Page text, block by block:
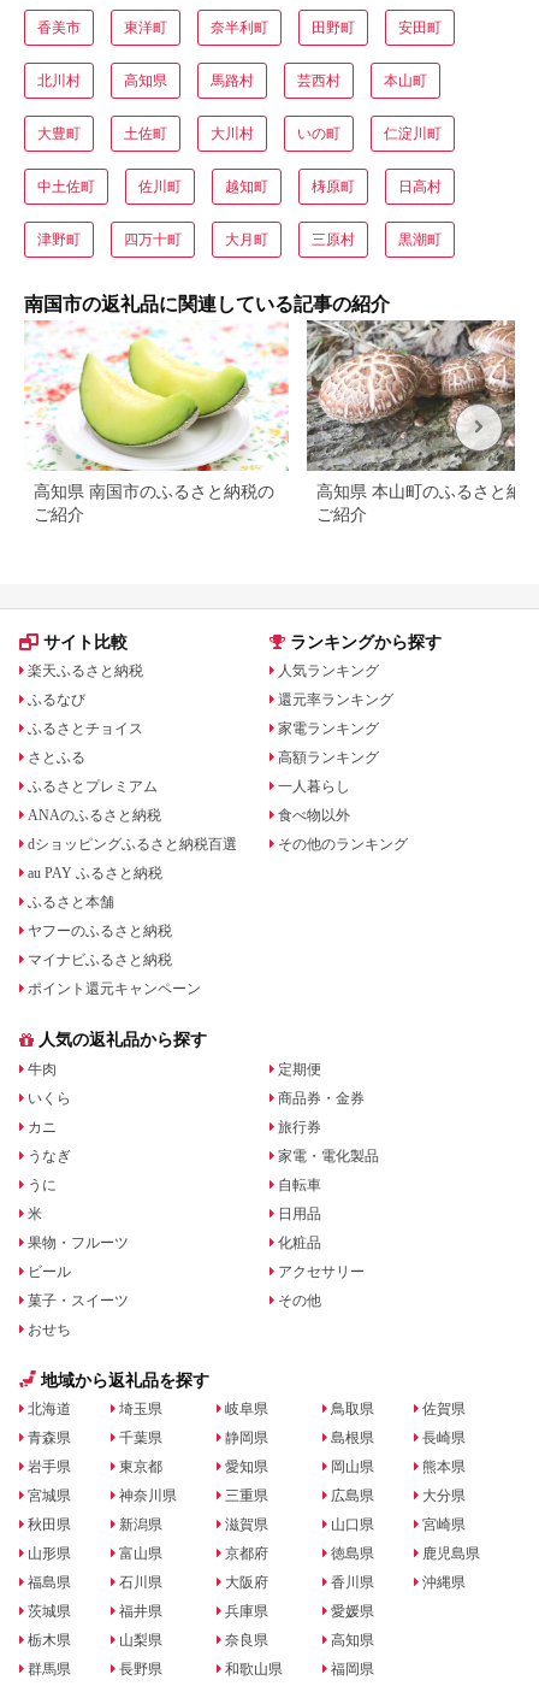
香美市 東洋町 奈半利町 田野町 安田町
北川村 高知県 馬路村 芸西村 本山町
大豊町 土佐町 大川村 いの町 仁淀川町
中土佐町 佐川町 越知町 梼原町 日高村
津野町 四万十町 大月町 三原村 黒潮町
南国市の返礼品に関連している記事の紹介
高知県 南国市のふるさと納税の
ご紹介
高知県 本山町のふるさと納
ご紹介
サイト比較
楽天ふるさと納税
ふるなび
ふるさとチョイス
さとふる
ふるさとプレミアム
ANAのふるさと納税
dショッピングふるさと納税百選
au PAY ふるさと納税
ふるさと本舗
ヤフーのふるさと納税
マイナビふるさと納税
ポイント還元キャンペーン
ランキングから探す
人気ランキング
還元率ランキング
家電ランキング
高額ランキング
一人暮らし
食べ物以外
その他のランキング
人気の返礼品から探す
牛肉
いくら
カニ
うなぎ
うに
米
果物・フルーツ
ビール
菓子・スイーツ
おせち
定期便
商品券・金券
旅行券
家電・電化製品
自転車
日用品
化粧品
アクセサリー
その他
地域から返礼品を探す
北海道
青森県
岩手県
宮城県
秋田県
山形県
福島県
茨城県
栃木県
群馬県
埼玉県
千葉県
東京都
神奈川県
新潟県
富山県
石川県
福井県
山梨県
長野県
岐阜県
静岡県
愛知県
三重県
滋賀県
京都府
大阪府
兵庫県
奈良県
和歌山県
鳥取県
島根県
岡山県
広島県
山口県
徳島県
香川県
愛媛県
高知県
福岡県
佐賀県
長崎県
熊本県
大分県
宮崎県
鹿児島県
沖縄県